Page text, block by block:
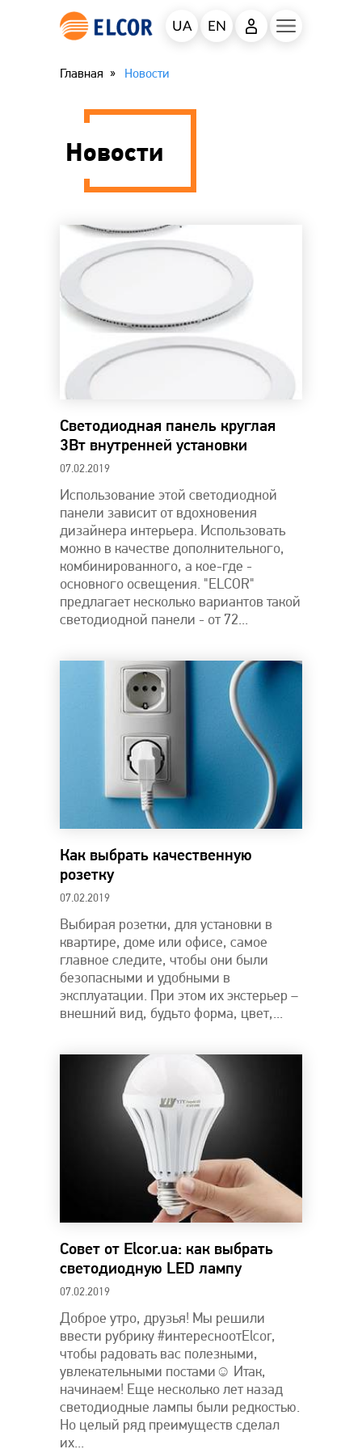
EN
UA
Главная Новости
Новости
Светодиодная панель круглая
3Вт внутренней установки
07.02.2019
Использование этой светодиодной
панели зависит от вдохновения
дизайнера интерьера. Использовать
можно в качестве дополнительного,
комбинированного, а кое-где -
основного освещения. "ELCOR"
предлагает несколько вариантов такой
светодиодной панели - от 72...
Как выбрать качественную
розетку
07.02.2019
Выбирая розетки, для установки в
квартире, доме или офисе, самое
главное следите, чтобы они были
безопасными и удобными в
эксплуатации. При этом их экстерьер –
внешний вид, будьто форма, цвет,...
Совет от Elcor.ua: как выбрать
светодиодную LED лампу
07.02.2019
Доброе утро, друзья! Мы решили
ввести рубрику #интересноотElcor,
чтобы радовать вас полезными,
увлекательными постами☺ Итак,
начинаем! Еще несколько лет назад
светодиодные лампы были редкостью.
Но целый ряд преимуществ сделал
их...